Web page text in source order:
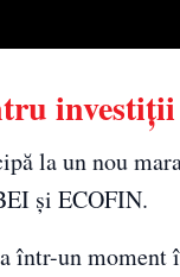
la un nou
și ECOFIN.
un moment